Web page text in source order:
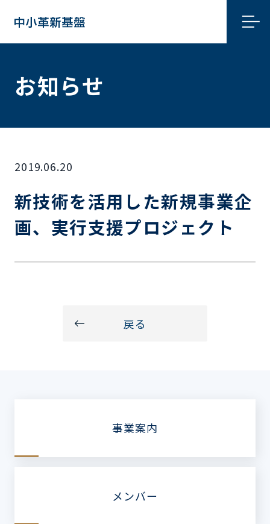
お知らせ
2019.06.20
新技術を活用した新規事業企
画、実行支援プロジェクト
戻る
事業案内
メンバー